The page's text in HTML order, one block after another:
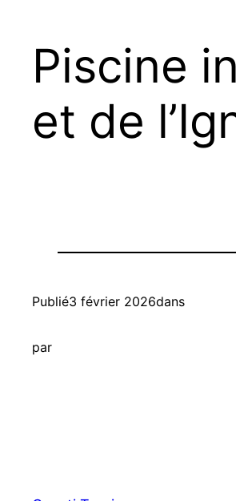
Piscine
et de
Publié3 février 2026dans
par